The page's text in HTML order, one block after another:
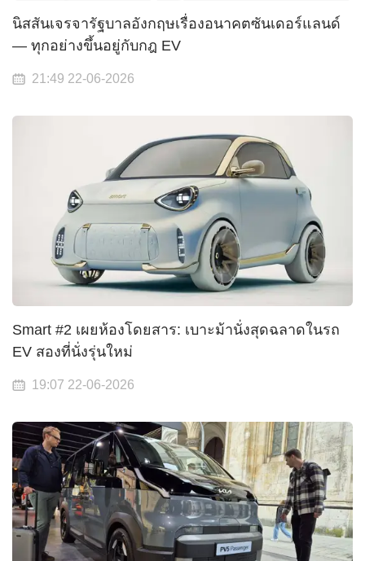
นิสสันเจรจารัฐบาลอังกฤษเรื่องอนาคตซันเดอร์แลนด์
— ทุกอย่างขึ้นอยู่กับกฎ EV
21:49 22-06-2026
Smart #2 เผยห้องโดยสาร: เบาะม้านั่งสุดฉลาดในรถ
EV สองที่นั่งรุ่นใหม่
19:07 22-06-2026